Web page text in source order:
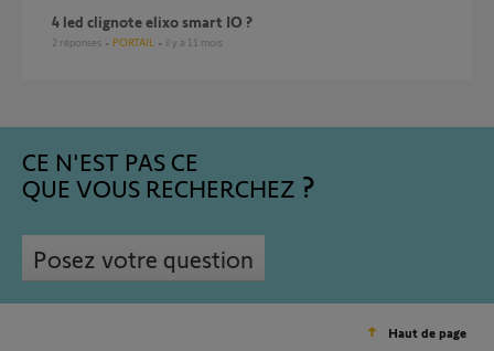
4 led clignote elixo smart IO ?
2 réponses PORTAIL il y a 11 mois
CE N'EST PAS CE
QUE VOUS RECHERCHEZ
Posez votre question
Haut de page